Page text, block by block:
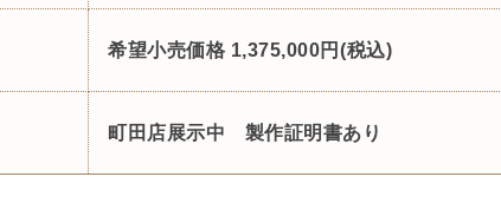
希望小売価格 1,375,000円(税込)
町田店展示中 製作証明書あり